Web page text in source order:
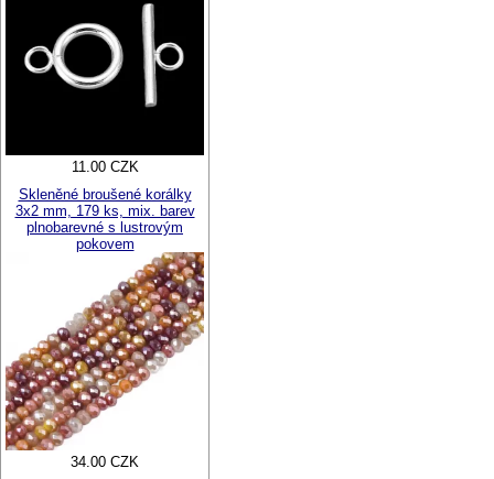
11.00 CZK
Skleněné broušené korálky
3x2 mm, 179 ks, mix. barev
plnobarevné s lustrovým
pokovem
34.00 CZK